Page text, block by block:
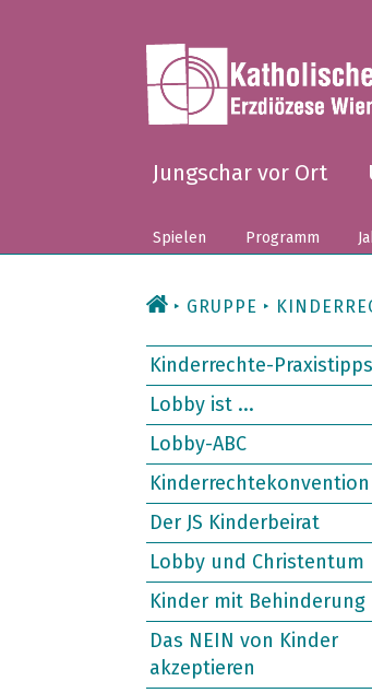
Jungschar vor Ort
Spielen Programm
GRUPPE
Kinderrechte-Praxistipps
Lobby ist ...
Lobby-ABC
Kinderrechtekonvention
Der JS Kinderbeirat
Lobby und Christentum
Kinder mit Behinderung
Das NEIN von Kinder
akzeptieren